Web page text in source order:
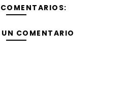
COMENTARIO